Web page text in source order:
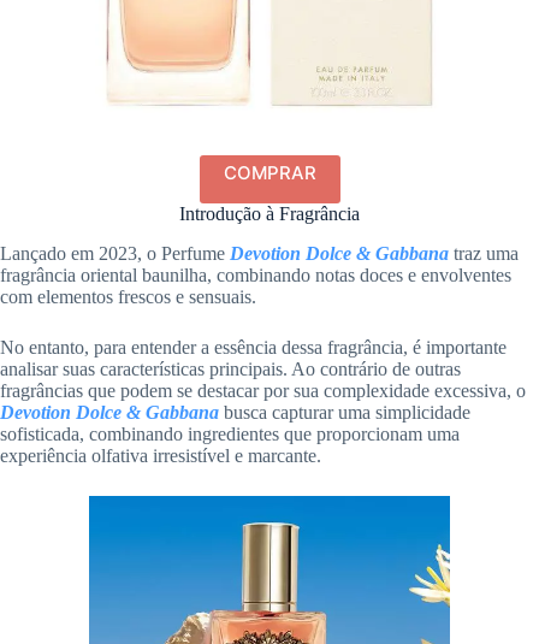
COMPRAR
Introdução à Fragrância
Lançado em 2023, o Perfume Devotion Dolce & Gabbana traz uma
fragrância oriental baunilha, combinando notas doces e envolventes
com elementos frescos e sensuais.
No entanto, para entender a essência dessa fragrância, é importante
analisar suas características principais. Ao contrário de outras
fragrâncias que podem se destacar por sua complexidade excessiva, o
Devotion Dolce & Gabbana busca capturar uma simplicidade
sofisticada, combinando ingredientes que proporcionam uma
experiência olfativa irresistível e marcante.